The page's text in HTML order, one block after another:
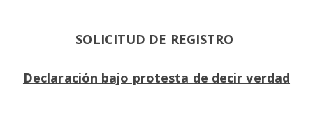
SOLICITUD DE REGISTRO
Declaración bajo protesta de decir verdad